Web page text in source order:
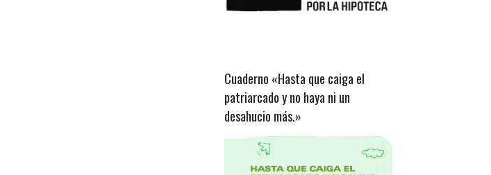
Cuaderno «Hasta que caiga el
patriarcado y no haya ni un
desahucio más.»